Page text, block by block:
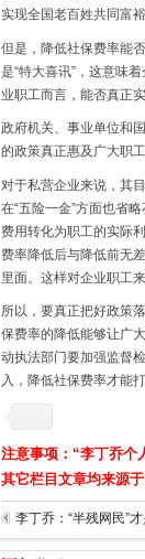
实现全国老百姓共同富
但是，降低社保费率能
是“特大喜讯”，这意味
业职工而言，能否真正
政府机关、事业单位和
的政策真正惠及广大职
对于私营企业来说，其
在“五险一金”方面也省
费用转化为职工的实际
费率降低后与降低前无
里面。这样对企业职工
所以，要真正把好政策
保费率的降低能够让广
动执法部门要加强监督
入，降低社保费率才能
注意事项：“李丁乔个
其它栏目文章均来源
李丁乔：“半残网民”